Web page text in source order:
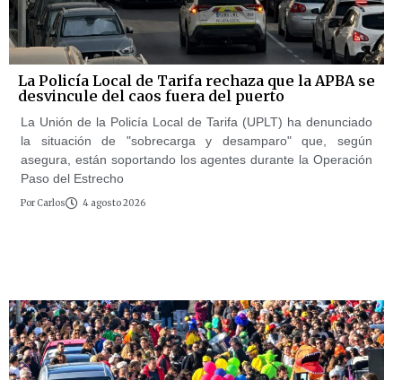
La Policía Local de Tarifa rechaza que la APBA se
desvincule del caos fuera del puerto
La Unión de la Policía Local de Tarifa (UPLT) ha denunciado
la situación de "sobrecarga y desamparo" que, según
asegura, están soportando los agentes durante la Operación
Paso del Estrecho
Por Carlos 4 agosto 2026